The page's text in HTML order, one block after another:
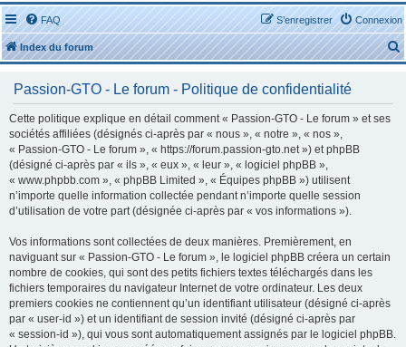
FAQ Connexion
S’enregistrer
Index du forum
e
Passion-GTO - Le forum - Politique de confidentialité
Cette politique explique en détail comment « Passion-GTO - Le forum » et ses
sociétés affiliées (désignés ci-après par « nous », « notre », « nos »,
« Passion-GTO - Le forum », « https://forum.passion-gto.net ») et phpBB
(désigné ci-après par « ils », « eux », « leur », « logiciel phpBB »,
« www.phpbb.com », « phpBB Limited », « Équipes phpBB ») utilisent
n’importe quelle information collectée pendant n’importe quelle session
d’utilisation de votre part (désignée ci-après par « vos informations »).
Vos informations sont collectées de deux manières. Premièrement, en
naviguant sur « Passion-GTO - Le forum », le logiciel phpBB créera un certain
nombre de cookies, qui sont des petits fichiers textes téléchargés dans les
fichiers temporaires du navigateur Internet de votre ordinateur. Les deux
premiers cookies ne contiennent qu’un identifiant utilisateur (désigné ci-après
par « user-id ») et un identifiant de session invité (désigné ci-après par
« session-id »), qui vous sont automatiquement assignés par le logiciel phpBB.